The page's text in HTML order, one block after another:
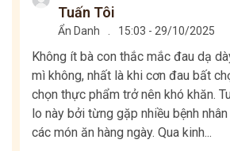
Tuấn Tôi
Ẩn Danh 15:03 - 29/10/2025
Không ít bà con thắc mắc đau dạ
mì không, nhất là khi cơn đau bất
chọn thực phẩm trở nên khó khăn.
lo này bởi từng gặp nhiều bệnh
các món ăn hàng ngày. Qua kinh...